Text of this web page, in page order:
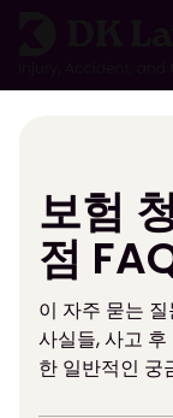
로
보험
점
이 자주 묻는
사실들, 사고
한 일반적인 궁